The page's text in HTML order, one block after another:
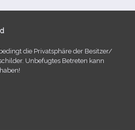
die Privatsphäre der Besitzer/​
Unbefugtes Betreten kann